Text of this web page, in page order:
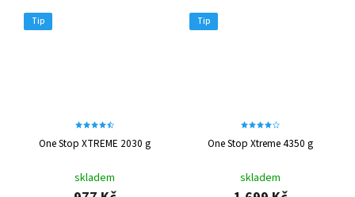
Tip
One Stop XTREME 2030 g
skladem
Tip
One Stop Xtreme 4350 g
skladem